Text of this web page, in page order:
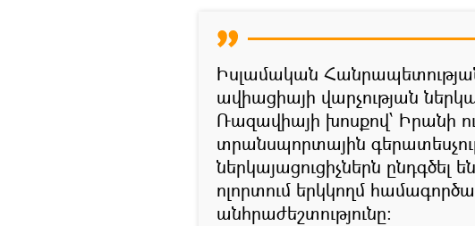
Իսլամական
ավիացիայի վարչության
Ռազավիայի խոսքով՝ Իրանի
տրանսպորտային
ներկայացուցիչներն
ոլորտում երկկողմ
անհրաժեշտությունը: